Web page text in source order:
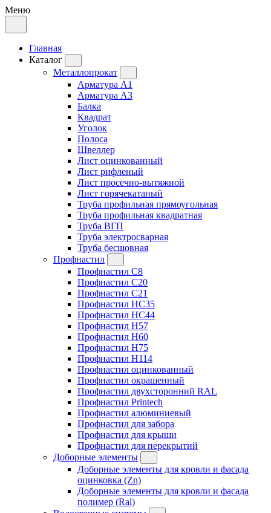
Меню
Главная
Каталог
Металлопрокат
Арматура А1
Арматура А3
Балка
Квадрат
Уголок
Полоса
Швеллер
Лист оцинкованный
Лист рифленый
Лист просечно-вытяжной
Лист горячекатаный
Труба профильная прямоугольная
Труба профильная квадратная
Труба ВГП
Труба электросварная
Труба бесшовная
Профнастил
Профнастил C8
Профнастил C20
Профнастил C21
Профнастил HC35
Профнастил HC44
Профнастил H57
Профнастил H60
Профнастил H75
Профнастил H114
Профнастил оцинкованный
Профнастил окрашенный
Профнастил двухсторонний RAL
Профнастил Printech
Профнастил алюминиевый
Профнастил для забора
Профнастил для крыши
Профнастил для перекрытий
Доборные элементы
Доборные элементы для кровли и фасада
оцинковка (Zn)
Доборные элементы для кровли и фасада
полимер (Ral)